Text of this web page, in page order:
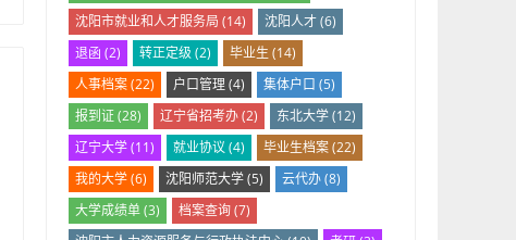
沈阳市就业和人才服务局 (14) 沈阳人才(6)
退函 (2) 转正定级 (2) 毕业生 (14)
人事档案(22) 户口管理(4) 集体户口 (5)
报到证(28) 辽宁省招考办(2) 东北大学(12)
辽宁大学(11) 就业协议 (4) 毕业生档案(22)
我的大学(6) 沈阳师范大学(5) 云代办(8)
大学成绩单(3) 档案查询(7)